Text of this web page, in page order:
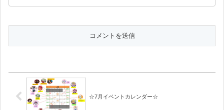
☆7月イベントカレンダー☆